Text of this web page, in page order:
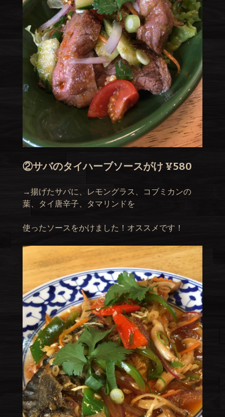
②サバのタイハーブソースがけ ¥580
→揚げたサバに、レモングラス、コブミカンの
葉、タイ唐辛子、タマリンドを
使ったソースをかけました！オススメです！